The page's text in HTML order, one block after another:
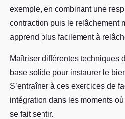
exemple, en combinant une
contraction puis le relâchement
apprend plus facilement à
Maîtriser différentes techniques
base solide pour instaurer le
S’entraîner à ces exercices de
intégration dans les moments
se fait sentir.